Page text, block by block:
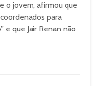
o jovem, afirmou que
para
e que Jair Renan não